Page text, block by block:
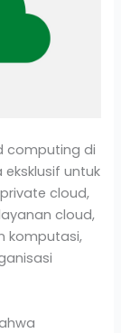
computing di
untuk
cloud,
cloud,
komputasi,